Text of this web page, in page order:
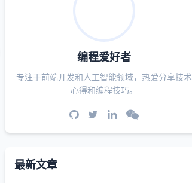
编程爱好者
专注于前端开发和人工智能领域，热爱分享技术
心得和编程技巧。
最新文章